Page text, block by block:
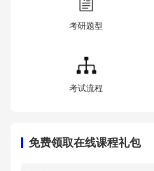
考研题型
考试流程
免费领取在线课程礼包